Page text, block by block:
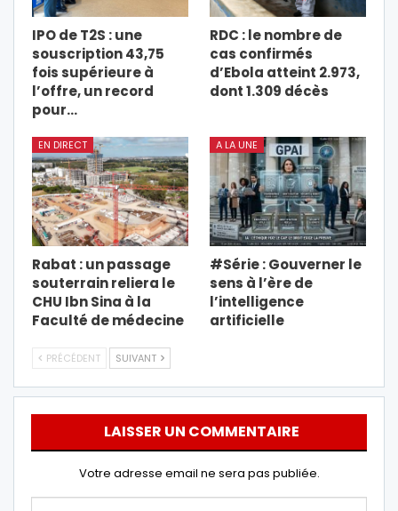
IPO de T2S : une
souscription 43,75
fois supérieure à
l’offre, un record
pour…
RDC : le nombre de
cas confirmés
d’Ebola atteint 2.973,
dont 1.309 décès
EN DIRECT
Rabat : un passage
souterrain reliera le
CHU Ibn Sina à la
Faculté de médecine
A LA UNE
#Série : Gouverner le
sens à l’ère de
l’intelligence
artificielle
PRÉCÉDENT SUIVANT
LAISSER UN COMMENTAIRE
Votre adresse email ne sera pas publiée.